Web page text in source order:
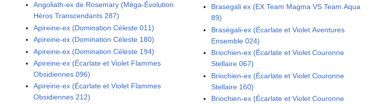
Angoliath-ex de Rosemary (Méga-Évolution
Héros Transcendants 287)
Apireine-ex (Domination Céleste 011)
Apireine-ex (Domination Céleste 180)
Apireine-ex (Domination Céleste 194)
Apireine-ex (Écarlate et Violet Flammes
Obsidiennes 096)
Apireine-ex (Écarlate et Violet Flammes
Obsidiennes 212)
Brasegali ex (EX Team Magma VS Team Aqua
89)
Braségali-ex (Écarlate et Violet Aventures
Ensemble 024)
Briochien-ex (Écarlate et Violet Couronne
Stellaire 067)
Briochien-ex (Écarlate et Violet Couronne
Stellaire 160)
Briochien-ex (Écarlate et Violet Couronne